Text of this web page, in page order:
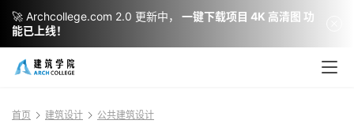
首页 建筑设计 公共建筑设计
🚀 Archcollege.com 2.0 更新中，
一键下载项目 4K 高清图 功
能已上线！